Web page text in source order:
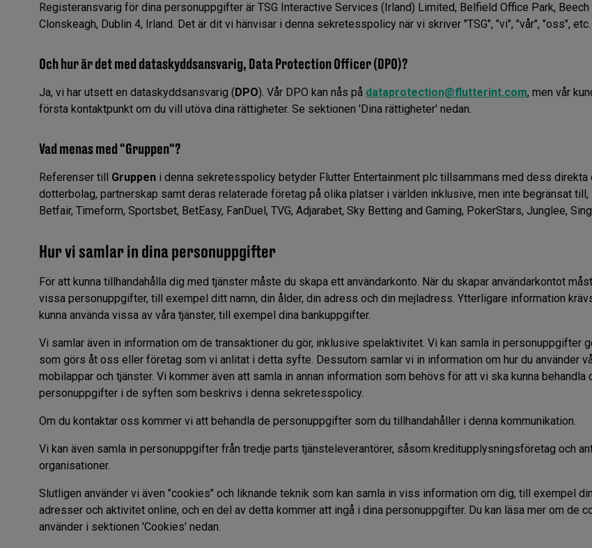
Registeransvarig för dina personuppgifter är TSG Interactive Services (Irland) Limited, Belfield Office Park, Beech
Clonskeagh, Dublin 4, Irland. Det är dit vi hänvisar i denna sekretesspolicy när vi skriver "TSG", "vi", "vår", "oss", etc.
Och hur är det med dataskyddsansvarig, Data Protection Officer (DPO)?
Ja, vi har utsett en dataskyddsansvarig (DPO). Vår DPO kan nås på dataprotection@flutterint.com, men vår
första kontaktpunkt om du vill utöva dina rättigheter. Se sektionen 'Dina rättigheter' nedan.
Vad menas med "Gruppen"?
Referenser till Gruppen i denna sekretesspolicy betyder Flutter Entertainment plc tillsammans med dess direkta
dotterbolag, partnerskap samt deras relaterade företag på olika platser i världen inklusive, men inte begränsat till,
Betfair, Timeform, Sportsbet, BetEasy, FanDuel, TVG, Adjarabet, Sky Betting and Gaming, PokerStars, Junglee,
Hur vi samlar in dina personuppgifter
För att kunna tillhandahålla dig med tjänster måste du skapa ett användarkonto. När du skapar användarkontot
vissa personuppgifter, till exempel ditt namn, din ålder, din adress och din mejladress. Ytterligare information
kunna använda vissa av våra tjänster, till exempel dina bankuppgifter.
Vi samlar även in information om de transaktioner du gör, inklusive spelaktivitet. Vi kan samla in personuppgifter
som görs åt oss eller företag som vi anlitat i detta syfte. Dessutom samlar vi in information om hur du använder
mobilappar och tjänster. Vi kommer även att samla in annan information som behövs för att vi ska kunna behandla
personuppgifter i de syften som beskrivs i denna sekretesspolicy.
Om du kontaktar oss kommer vi att behandla de personuppgifter som du tillhandahåller i denna kommunikation.
Vi kan även samla in personuppgifter från tredje parts tjänsteleverantörer, såsom kreditupplysningsföretag och
organisationer.
Slutligen använder vi även "cookies" och liknande teknik som kan samla in viss information om dig, till exempel
adresser och aktivitet online, och en del av detta kommer att ingå i dina personuppgifter. Du kan läsa mer om de
använder i sektionen 'Cookies' nedan.